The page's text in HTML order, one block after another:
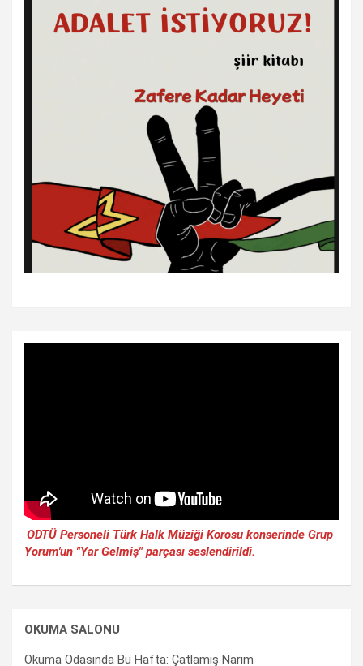
ODTÜ Personeli Türk Halk Müziği Korosu konserinde Grup
Yorum'un "Yar Gelmiş" parçası seslendirildi.
OKUMA SALONU
Okuma Odasında Bu Hafta: Çatlamış Narım